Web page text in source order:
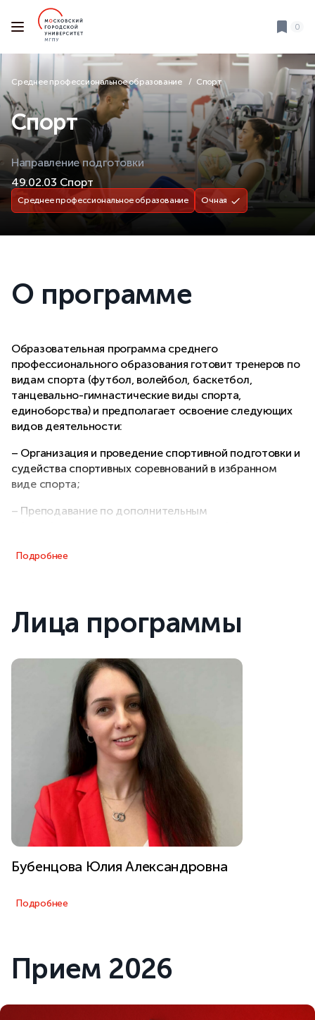
0
Среднее профессиональное образование Спорт
Спорт
Направление подготовки
49.02.03 Спорт
Среднее профессиональное образование Очная
О программе
Образовательная программа среднего
профессионального образования готовит тренеров по
видам спорта (футбол, волейбол, баскетбол,
танцевально-гимнастические виды спорта,
единоборства) и предполагает освоение следующих
видов деятельности:
– Организация и проведение спортивной подготовки и
судейства спортивных соревнований в избранном
виде спорта;
– Преподавание по дополнительным
Дополнительно в рамках программы осваиваются
профессии «ассистент фитнес-тренера» и «ассистент
инструктора по виду спорта». По итогу освоения
дополнительных учебных предметов выдается
сертификат.
Программа подойдет для тех, кто занимается
спортивными играми и хочет связать свою жизнь со
спортом и тренерской деятельностью.
Подробнее
Лица программы
Бубенцова Юлия Александровна
Подробнее
Прием 2026